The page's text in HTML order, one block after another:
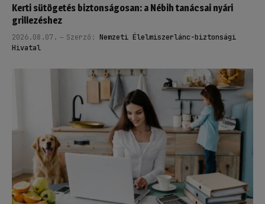
Kerti sütögetés biztonságosan: a Nébih tanácsai nyári
grillezéshez
2026.08.07. Szerző: Nemzeti Élelmiszerlánc-biztonsági
Hivatal